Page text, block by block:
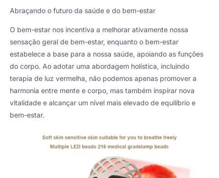
Abraçando o futuro da saúde e do bem-estar
O bem-estar nos incentiva a melhorar ativamente nossa
sensação geral de bem-estar, enquanto o bem-estar
estabelece a base para a nossa saúde, apoiando as funções
do corpo. Ao adotar uma abordagem holística, incluindo
terapia de luz vermelha, não podemos apenas promover a
harmonia entre mente e corpo, mas também inspirar nova
vitalidade e alcançar um nível mais elevado de equilíbrio e
bem-estar.